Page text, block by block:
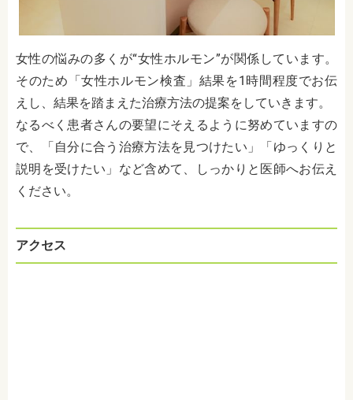
女性の悩みの多くが“女性ホルモン”が関係しています。
そのため「女性ホルモン検査」結果を1時間程度でお伝
えし、結果を踏まえた治療方法の提案をしていきます。
なるべく患者さんの要望にそえるように努めていますの
で、「自分に合う治療方法を見つけたい」「ゆっくりと
説明を受けたい」など含めて、しっかりと医師へお伝え
ください。
アクセス